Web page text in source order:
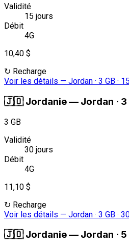
Validité
15 jours
Débit
4G
10,40 $
↻ Recharge
Voir les détails — Jordan · 3 GB ·
🇯🇴 Jordanie— Jordan ·
3 GB
Validité
30 jours
Débit
4G
11,10 $
↻ Recharge
Voir les détails — Jordan · 3 GB ·
🇯🇴 Jordanie— Jordan ·